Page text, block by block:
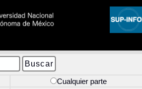
Cualquier parte